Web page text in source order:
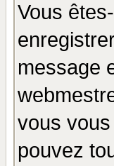
Vous
message
vous
pouvez